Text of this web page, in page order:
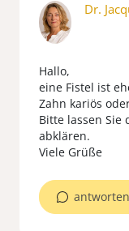
Dr.
Hallo,
eine Fistel ist
Zahn kariös
Bitte lassen Sie
abklären.
Viele Grüße
antworten